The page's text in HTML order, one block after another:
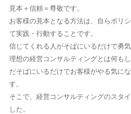
見本＋信頼＝尊敬です。
お客様の見本となる方法は、自らポリ
て実践・行動することです。
信じてくれる人がそばにいるだけで勇気
理想の経営コンサルティングとは何も
だそばにいるだけでお客様がやる気に
す。
そこで、経営コンサルティングのスタ
した。